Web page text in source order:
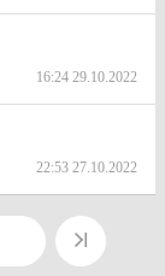
16:24 29.10.2022
22:53 27.10.2022